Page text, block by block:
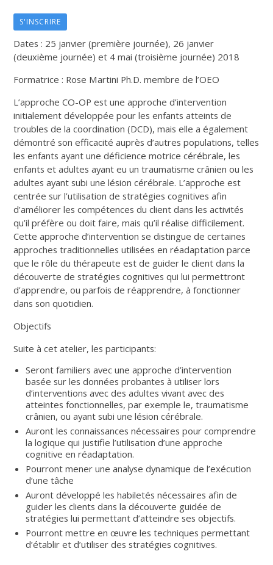
S'INSCRIRE
Dates : 25 janvier (première journée), 26 janvier
(deuxième journée) et 4 mai (troisième journée) 2018
Formatrice : Rose Martini Ph.D. membre de l’OEO
L’approche CO-OP est une approche d’intervention
initialement développée pour les enfants atteints de
troubles de la coordination (DCD), mais elle a également
démontré son efficacité auprès d’autres populations, telles
les enfants ayant une déficience motrice cérébrale, les
enfants et adultes ayant eu un traumatisme crânien ou les
adultes ayant subi une lésion cérébrale. L’approche est
centrée sur l’utilisation de stratégies cognitives afin
d’améliorer les compétences du client dans les activités
qu’il préfère ou doit faire, mais qu’il réalise difficilement.
Cette approche d’intervention se distingue de certaines
approches traditionnelles utilisées en réadaptation parce
que le rôle du thérapeute est de guider le client dans la
découverte de stratégies cognitives qui lui permettront
d’apprendre, ou parfois de réapprendre, à fonctionner
dans son quotidien.
Objectifs
Suite à cet atelier, les participants:
Seront familiers avec une approche d’intervention
basée sur les données probantes à utiliser lors
d’interventions avec des adultes vivant avec des
atteintes fonctionnelles, par exemple le, traumatisme
crânien, ou ayant subi une lésion cérébrale.
Auront les connaissances nécessaires pour comprendre
la logique qui justifie l’utilisation d’une approche
cognitive en réadaptation.
Pourront mener une analyse dynamique de l’exécution
d’une tâche
Auront développé les habiletés nécessaires afin de
guider les clients dans la découverte guidée de
stratégies lui permettant d’atteindre ses objectifs.
Pourront mettre en œuvre les techniques permettant
d’établir et d’utiliser des stratégies cognitives.